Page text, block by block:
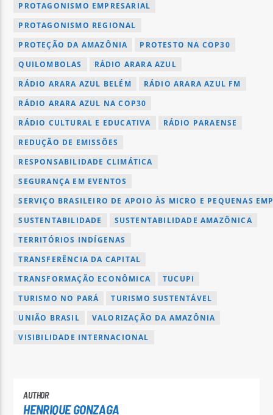
PROTAGONISMO EMPRESARIAL
PROTAGONISMO REGIONAL
PROTEÇÃO DA AMAZÔNIA
PROTESTO NA COP30
QUILOMBOLAS
RÁDIO ARARA AZUL
RÁDIO ARARA AZUL BELÉM
RÁDIO ARARA AZUL FM
RÁDIO ARARA AZUL NA COP30
RÁDIO CULTURAL E EDUCATIVA
RÁDIO PARAENSE
REDUÇÃO DE EMISSÕES
RESPONSABILIDADE CLIMÁTICA
SEGURANÇA EM EVENTOS
SERVIÇO BRASILEIRO DE APOIO ÀS MICRO E PEQUENAS
SUSTENTABILIDADE
SUSTENTABILIDADE AMAZÔNICA
TERRITÓRIOS INDÍGENAS
TRANSFERÊNCIA DA CAPITAL
TRANSFORMAÇÃO ECONÔMICA
TUCUPI
TURISMO NO PARÁ
TURISMO SUSTENTÁVEL
UNIÃO BRASIL
VALORIZAÇÃO DA AMAZÔNIA
VISIBILIDADE INTERNACIONAL
AUTHOR
HENRIQUE GONZAGA